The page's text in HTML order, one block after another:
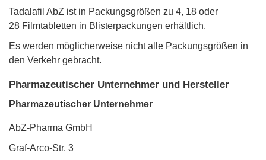
Tadalafil AbZ ist in Packungsgrößen zu 4, 18 oder
28 Filmtabletten in Blisterpackungen erhältlich.
Es werden möglicherweise nicht alle Packungsgrößen in
den Verkehr gebracht.
Pharmazeutischer Unternehmer und Hersteller
Pharmazeutischer Unternehmer
AbZ-Pharma GmbH
Graf-Arco-Str. 3